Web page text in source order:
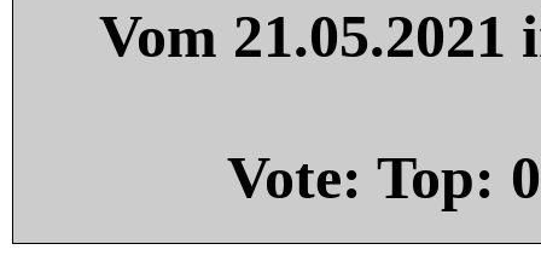
Vom
Vote: Top: 0